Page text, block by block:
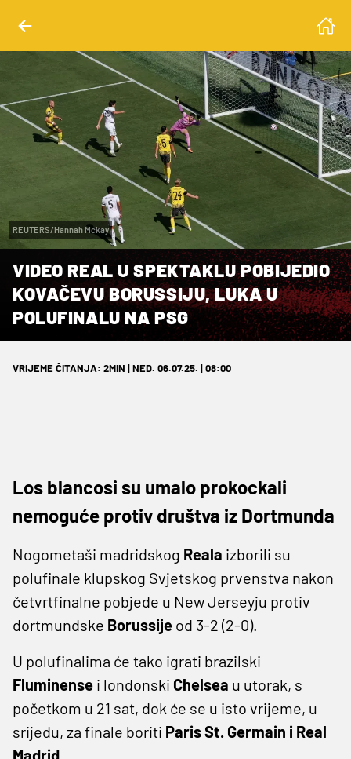
REUTERS/Hannah Mckay
VIDEO REAL U SPEKTAKLU POBIJEDIO
KOVAČEVU BORUSSIJU, LUKA U
POLUFINALU NA PSG
VRIJEME ČITANJA: 2MIN | NED. 06.07.25. | 08:00
Los blancosi su umalo prokockali
nemoguće protiv društva iz Dortmunda
Nogometaši madridskog Reala izborili su
polufinale klupskog Svjetskog prvenstva nakon
četvrtfinalne pobjede u New Jerseyju protiv
dortmundske Borussije od 3-2 (2-0).
U polufinalima će tako igrati brazilski
Fluminense i londonski Chelsea u utorak, s
početkom u 21 sat, dok će se u isto vrijeme, u
srijedu, za finale boriti Paris St. Germain i Real
Madrid.